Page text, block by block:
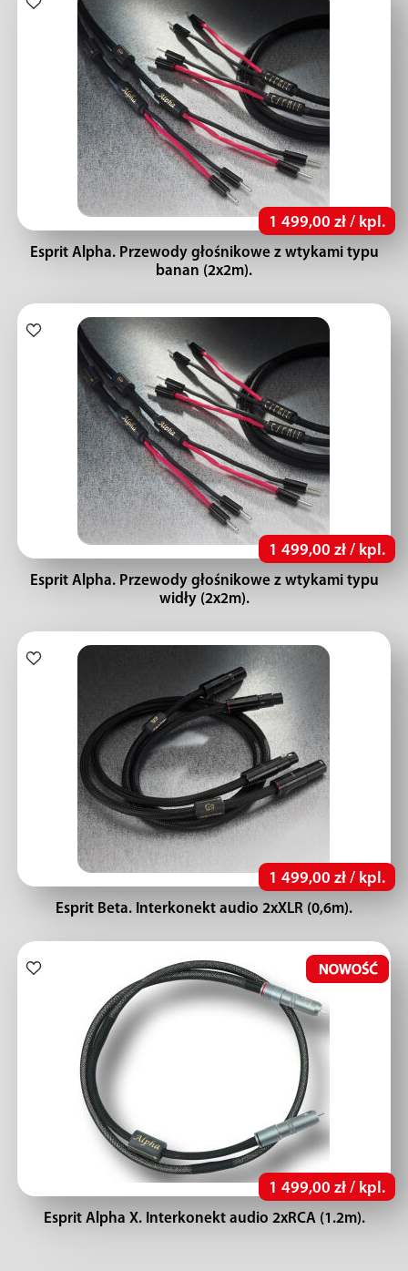
1 499,00 zł / kpl.
Esprit Alpha. Przewody głośnikowe z wtykami typu
banan (2x2m).
1 499,00 zł / kpl.
Esprit Alpha. Przewody głośnikowe z wtykami typu
widły (2x2m).
1 499,00 zł / kpl.
Esprit Beta. Interkonekt audio 2xXLR (0,6m).
1 499,00 zł / kpl.
Esprit Alpha X. Interkonekt audio 2xRCA (1.2m).